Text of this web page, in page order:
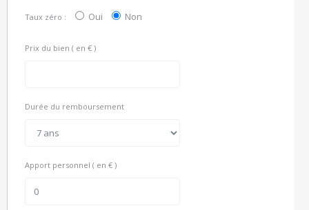
Taux zéro : Oui Non
Prix du bien ( en € )
Durée du remboursement
Apport personnel ( en € )